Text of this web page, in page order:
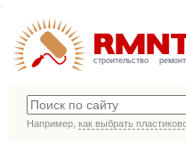
строительство ремонт
Например, как выбрать